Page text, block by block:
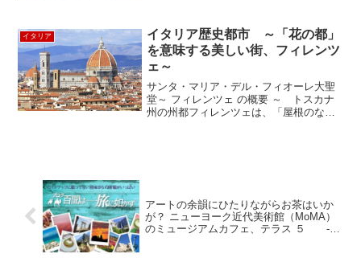
ェナ温泉に泊まり鑑賞する...
イタリア
イタリア歴史都市 ～「花の都」
を意味する美しい街、フィレンツ
ェ～
サンタ・マリア・デル・フィオーレ大聖
堂～ フィレンツェ の概要 ～ トスカナ
州の州都フィレンツェは、「屋根のない
アートの余韻にひたりながらお茶はいか
が？ ニューヨーク近代美術館（MoMA）
のミュージアムカフェ、テラス ５ -